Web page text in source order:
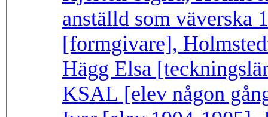
anställd som väverska
[formgivare],
Hägg Elsa
KSAL [elev någon